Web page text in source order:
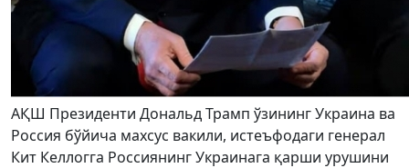
АҚШ Президенти Дональд Трамп ўзининг Украина ва
Россия бўйича махсус вакили, истеъфодаги генерал
Кит Келлогга Россиянинг Украинага қарши урушини